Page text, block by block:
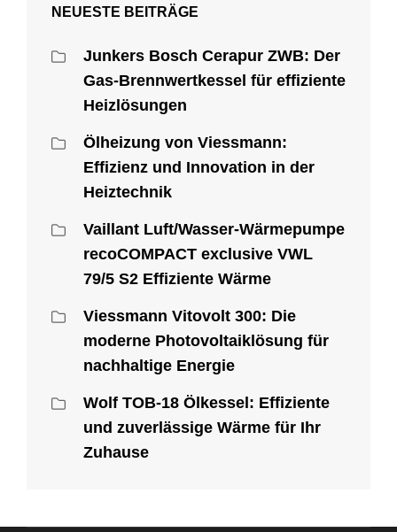
NEUESTE BEITRÄGE
Junkers Bosch Cerapur ZWB: Der
Gas-Brennwertkessel für effiziente
Heizlösungen
Ölheizung von Viessmann:
Effizienz und Innovation in der
Heiztechnik
Vaillant Luft/Wasser-Wärmepumpe
recoCOMPACT exclusive VWL
79/5 S2 Effiziente Wärme
Viessmann Vitovolt 300: Die
moderne Photovoltaiklösung für
nachhaltige Energie
Wolf TOB-18 Ölkessel: Effiziente
und zuverlässige Wärme für Ihr
Zuhause